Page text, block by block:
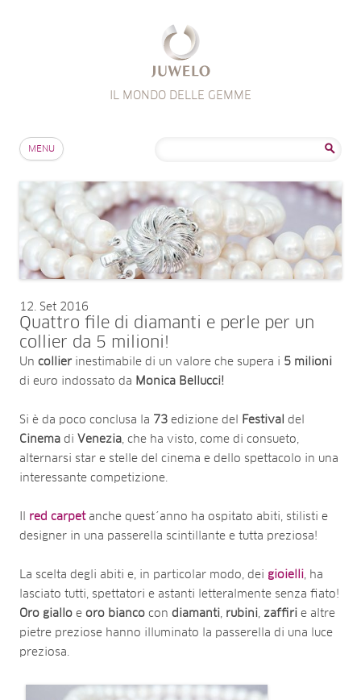
IL MONDO DELLE GEMME
MENU
12 Set 2016
Quattro file di diamanti e perle per un
collier da 5 milioni!
Un collier inestimabile di un valore che supera i 5 milioni
di euro indossato da Monica Bellucci!
Si è da poco conclusa la 73 edizione del Festival del
Cinema di Venezia , che ha visto, come di consueto,
alternarsi star e stelle del cinema e dello spettacolo in una
interessante competizione.
red carpet anche quest´anno ha ospitato abiti, stilisti e
designer in una passerella scintillante e tutta preziosa!
La scelta degli abiti e, in particolar modo, dei gioielli , ha
lasciato tutti, spettatori e astanti letteralmente senza fiato!
Oro giallo e oro bianco con diamanti rubini zaffiri e altre
pietre preziose hanno illuminato la passerella di una luce
preziosa.